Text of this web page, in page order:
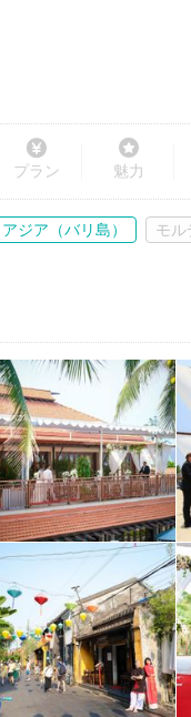
プラン 魅力
アジア（バリ島）
モル